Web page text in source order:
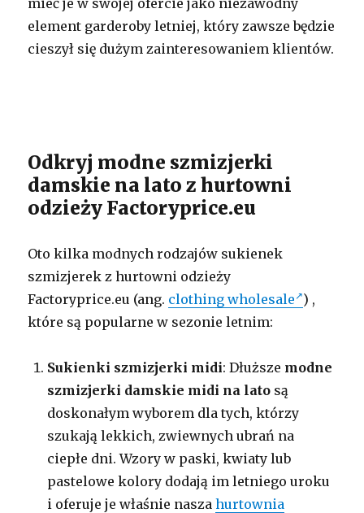
element garderoby letniej, który zawsze będzie
cieszył się dużym zainteresowaniem klientów.
Odkryj modne szmizjerki
damskie na lato z hurtowni
odzieży Factoryprice.eu
Oto kilka modnych rodzajów sukienek
szmizjerek z hurtowni odzieży
Factoryprice.eu (ang. clothing wholesale ) ,
które są popularne w sezonie letnim:
Sukienki szmizjerki midi: Dłuższe modne
szmizjerki damskie midi na lato są
doskonałym wyborem dla tych, którzy
szukają lekkich, zwiewnych ubrań na
ciepłe dni. Wzory w paski, kwiaty lub
pastelowe kolory dodają im letniego uroku
i oferuje je właśnie naszahurtownia